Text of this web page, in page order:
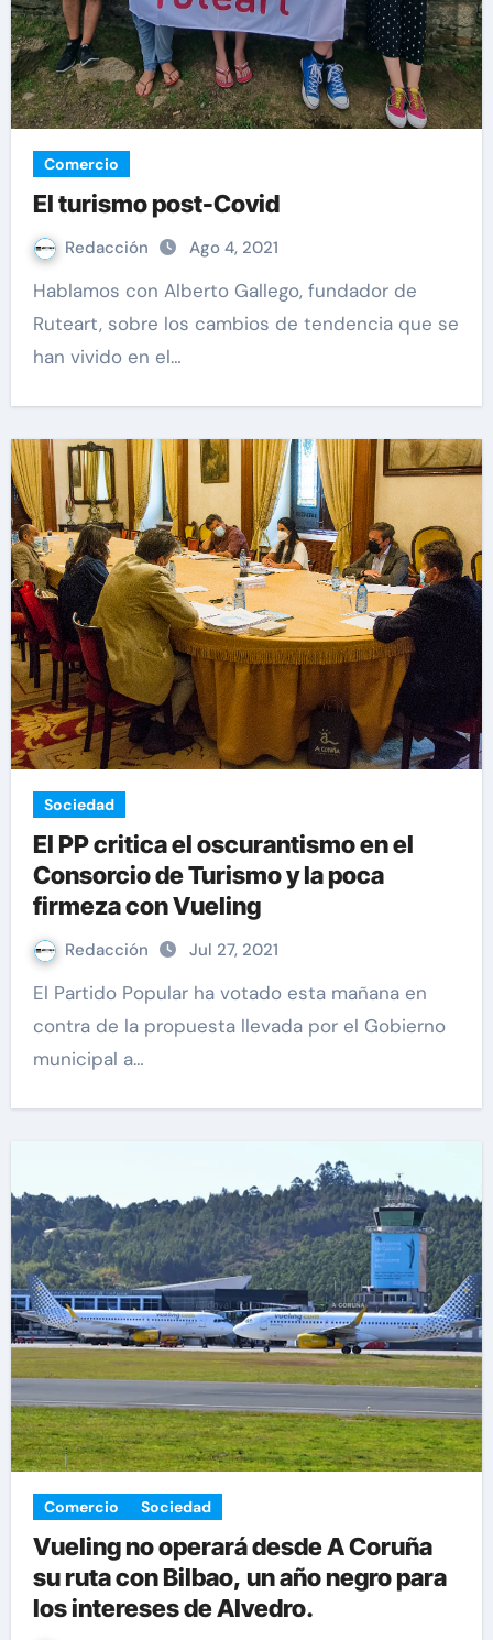
Comercio
El turismo post-Covid
Redacción Ago 4, 2021
Hablamos con Alberto Gallego, fundador de
Ruteart, sobre los cambios de tendencia que se
han vivido en el…
Sociedad
El PP critica el oscurantismo en el
Consorcio de Turismo y la poca
firmeza con Vueling
Redacción Jul 27, 2021
El Partido Popular ha votado esta mañana en
contra de la propuesta llevada por el Gobierno
municipal a…
Comercio Sociedad
Vueling no operará desde A Coruña
su ruta con Bilbao, un año negro para
los intereses de Alvedro.